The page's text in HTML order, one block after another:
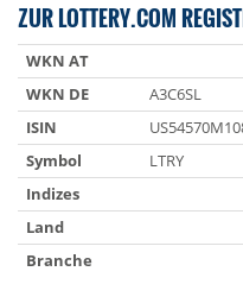
ZUR LOTTERY.COM
WKN AT
WKN DE
A3C6SL
ISIN
Symbol
LTRY
Indizes
Land
Branche